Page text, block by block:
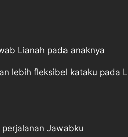
Lianah pada anaknya
lebih fleksibel kataku pada
Jawabku